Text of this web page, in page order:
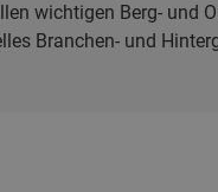
wichtigen Berg- und
Branchen- und